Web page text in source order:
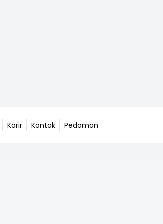
Karir Kontak Pedoman